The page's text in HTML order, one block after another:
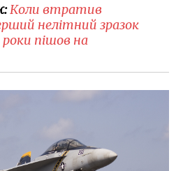
Коли втратив
нелітний зразок
пішов на